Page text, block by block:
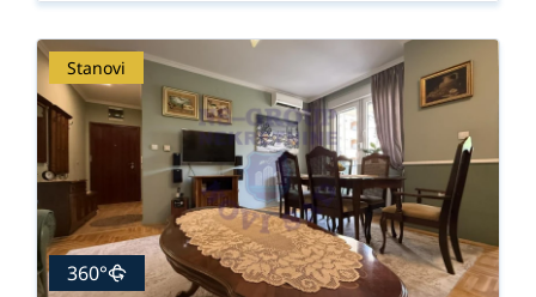
Stanovi
360°